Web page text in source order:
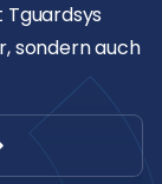
Tguardsys
sondern auch